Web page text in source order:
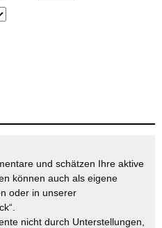
und schätzen Ihre aktive
können auch als eigene
oder in unserer
nicht durch Unterstellungen,